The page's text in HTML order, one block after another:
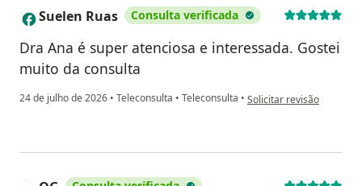
S Suelen Ruas Consulta verificada
Dra Ana é super atenciosa e interessada. Gostei
muito da consulta
24 de julho de 2026 • Teleconsulta • Teleconsulta • na opinião do utilizador
Solicitar revisão